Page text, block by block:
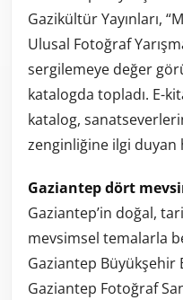
Gazikültür Yayınları,
Ulusal Fotoğraf
sergilemeye değer
katalogda topladı. E-
katalog,
zenginliğine ilgi duyan
Gaziantep dört
Gaziantep’in doğal,
mevsimsel temalarla
Gaziantep Büyükşehir
Gaziantep Fotoğraf